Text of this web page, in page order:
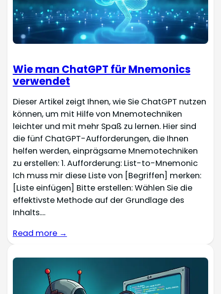
Wie man ChatGPT für Mnemonics
verwendet
Dieser Artikel zeigt Ihnen, wie Sie ChatGPT nutzen
können, um mit Hilfe von Mnemotechniken
leichter und mit mehr Spaß zu lernen. Hier sind
die fünf ChatGPT-Aufforderungen, die Ihnen
helfen werden, einprägsame Mnemotechniken
zu erstellen: 1. Aufforderung: List-to-Mnemonic
Ich muss mir diese Liste von [Begriffen] merken:
[Liste einfügen] Bitte erstellen: Wählen Sie die
effektivste Methode auf der Grundlage des
Inhalts....
Read more →